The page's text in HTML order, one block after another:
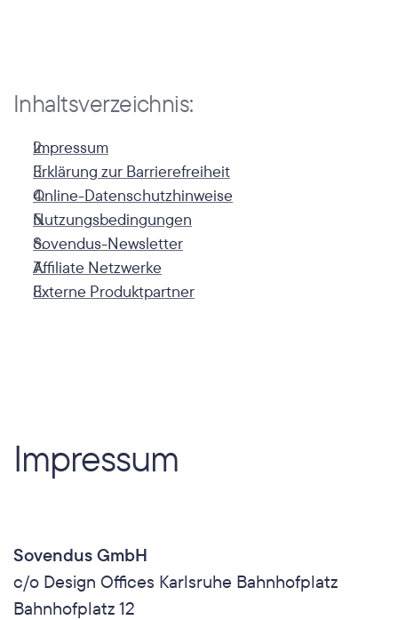
Inhaltsverzeichnis:
Impressum
Erklärung zur Barrierefreiheit
Online-Datenschutzhinweise
Nutzungsbedingungen
Sovendus-Newsletter
Affiliate Netzwerke
Externe Produktpartner
Impressum
Sovendus GmbH
c/o Design Offices Karlsruhe Bahnhofplatz
Bahnhofplatz 12